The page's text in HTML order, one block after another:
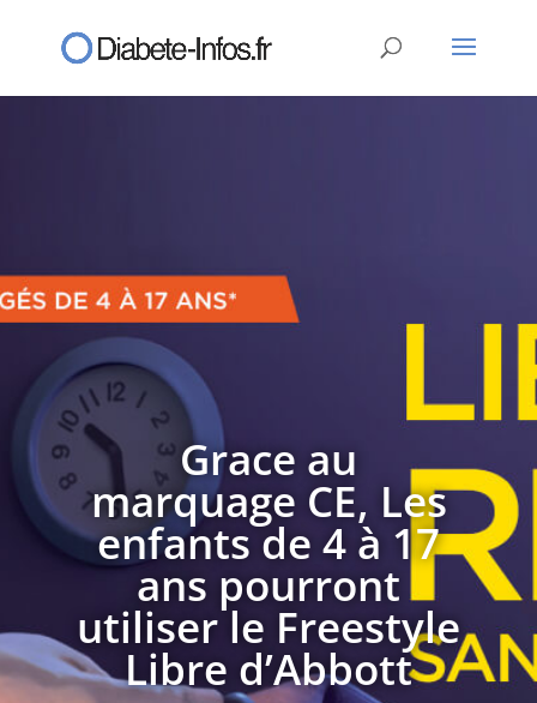
Grace au
marquage CE, Les
enfants de 4 à 17
ans pourront
utiliser le Freestyle
Libre d’Abbott